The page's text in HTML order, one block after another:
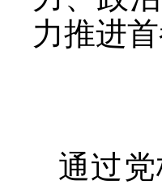
力推进
通过